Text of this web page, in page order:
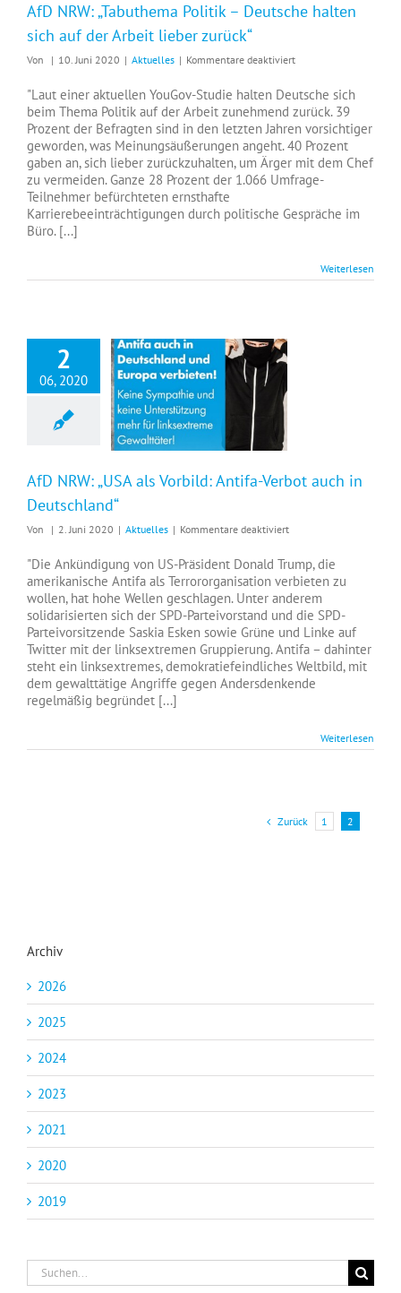
AfD NRW: „Tabuthema Politik – Deutsche halten
sich auf der Arbeit lieber zurück“
Von | 10. Juni 2020 | Aktuelles | Kommentare deaktiviertfür
NRW:
„Tabuthema
Politik
–
Deutsche
halten
sich
der
zurück“
"Laut einer aktuellen YouGov-Studie halten Deutsche sich
beim Thema Politik auf der Arbeit zunehmend zurück. 39
Prozent der Befragten sind in den letzten Jahren vorsichtiger
geworden, was Meinungsäußerungen angeht. 40 Prozent
gaben an, sich lieber zurückzuhalten, um Ärger mit dem Chef
zu vermeiden. Ganze 28 Prozent der 1.066 Umfrage-
Teilnehmer befürchteten ernsthafte
Karrierebeeinträchtigungen durch politische Gespräche im
Büro. [...]
Weiterlesen
2
06, 2020
AfD NRW: „USA als Vorbild: Antifa-Verbot auch in
Deutschland“
Von | 2. Juni 2020 | Aktuelles | Kommentare deaktiviertfür
NRW:
„USA
als
Vorbild:
Antifa-
Verbot
auch
in
Deutschland“
"Die Ankündigung von US-Präsident Donald Trump, die
amerikanische Antifa als Terrororganisation verbieten zu
wollen, hat hohe Wellen geschlagen. Unter anderem
solidarisierten sich der SPD-Parteivorstand und die SPD-
Parteivorsitzende Saskia Esken sowie Grüne und Linke auf
Twitter mit der linksextremen Gruppierung. Antifa – dahinter
steht ein linksextremes, demokratiefeindliches Weltbild, mit
dem gewalttätige Angriffe gegen Andersdenkende
regelmäßig begründet [...]
Weiterlesen
Zurück 1 2
Archiv
2026
2025
2024
2023
2021
2020
2019
Suche
nach: